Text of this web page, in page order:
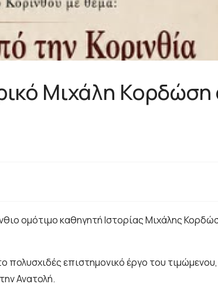
Μιχάλη
ομότιμο καθηγητή Ιστορίας Μιχάλης
πολυσχιδές επιστημονικό έργο του
Ανατολή.